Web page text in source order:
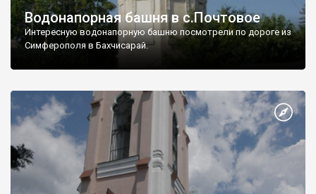
Водонапорная башня в с.Почтовое
Интересную водонапорную башню посмотрели по дороге из
Симферополя в Бахчисарай.